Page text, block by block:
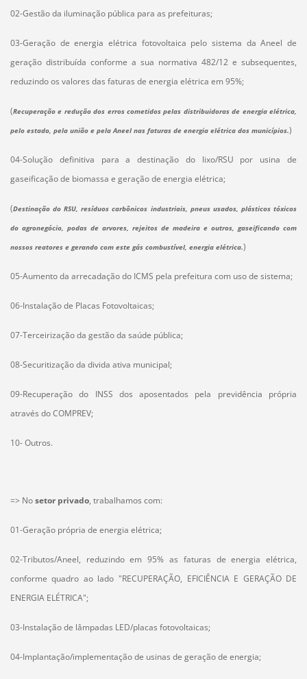
02-Gestão da iluminação pública para as prefeituras;
03-Geração de energia elétrica fotovoltaica pelo sistema da Aneel de
geração distribuída conforme a sua normativa 482/12 e subsequentes,
reduzindo os valores das faturas de energia elétrica em 95%;
(Recuperação e redução dos erros cometidos pelas distribuidoras de energia elétrica,
pelo estado, pela união e pela Aneel nas faturas de energia elétrica dos municípios.)
04-Solução definitiva para a destinação do lixo/RSU por usina de
gaseificação de biomassa e geração de energia elétrica;
(Destinação do RSU, resíduos carbônicos industriais, pneus usados, plásticos tóxicos
do agronegócio, podas de arvores, rejeitos de madeira e outros, gaseificando com
nossos reatores e gerando com este gás combustível, energia elétrica.)
05-Aumento da arrecadação do ICMS pela prefeitura com uso de sistema;
06-Instalação de Placas Fotovoltaicas;
07-Terceirização da gestão da saúde pública;
08-Securitização da divida ativa municipal;
09-Recuperação do INSS dos aposentados pela previdência própria
através do COMPREV;
10- Outros.
=> Nosetor privado, trabalhamos com:
01-Geração própria de energia elétrica;
02-Tributos/Aneel, reduzindo em 95% as faturas de energia elétrica,
conforme quadro ao lado "RECUPERAÇÃO, EFICIÊNCIA E GERAÇÃO DE
ENERGIA ELÉTRICA";
03-Instalação de lâmpadas LED/placas fotovoltaicas;
04-Implantação/implementação de usinas de geração de energia;